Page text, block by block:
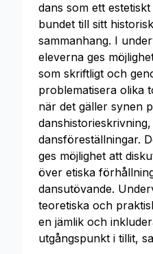
dans som ett
bundet till sitt
sammanhang. I
eleverna ges
som skriftligt och
problematisera olika
när det gäller synen
dansföreställningar.
ges möjlighet att
över etiska
dansutövande.
teoretiska och
en jämlik och
utgångspunkt i tillit,